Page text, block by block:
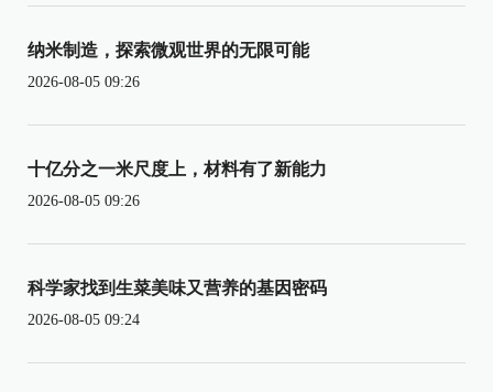
纳米制造，探索微观世界的无限可能
2026-08-05 09:26
十亿分之一米尺度上，材料有了新能力
2026-08-05 09:26
科学家找到生菜美味又营养的基因密码
2026-08-05 09:24